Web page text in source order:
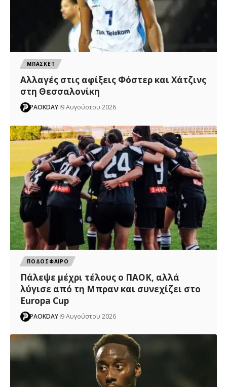
ΜΠΑΣΚΕΤ
Αλλαγές στις αφίξεις Φόστερ και Χάτζινς
στη Θεσσαλονίκη
PAOKDAY 9 Αυγούστου 2026
ΠΟΔΟΣΦΑΙΡΟ
Πάλεψε μέχρι τέλους ο ΠΑΟΚ, αλλά
λύγισε από τη Μπραν και συνεχίζει στο
Europa Cup
PAOKDAY 9 Αυγούστου 2026